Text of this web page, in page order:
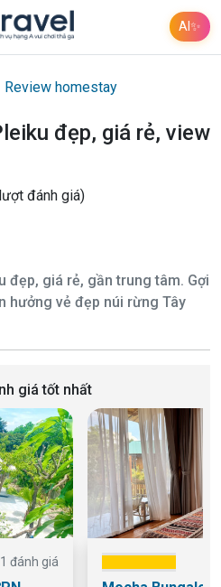
AI✨
Review homestay
đẹp, giá rẻ, view
đánh giá)
đẹp, giá rẻ, gần trung tâm. Gợi
hưởng vẻ đẹp núi rừng Tây
giá tốt nhất
1 đánh giá